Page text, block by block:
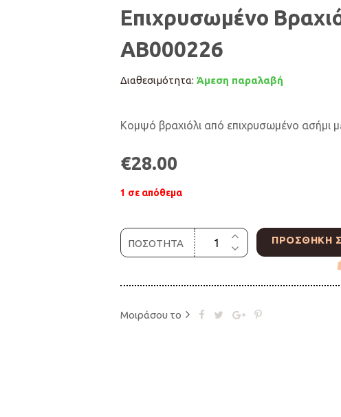
Επιχρυσωμένο
ΑΒ000226
Διαθεσιμότητα: Άμεση παραλαβή
Κομψό βραχιόλι από επιχρυσωμένο ασήμι
€28.00
1 σε απόθεμα
ΠΟΣΟΤΗΤΑ ΠΡΟΣΘΉΚΗ
Μοιράσου το